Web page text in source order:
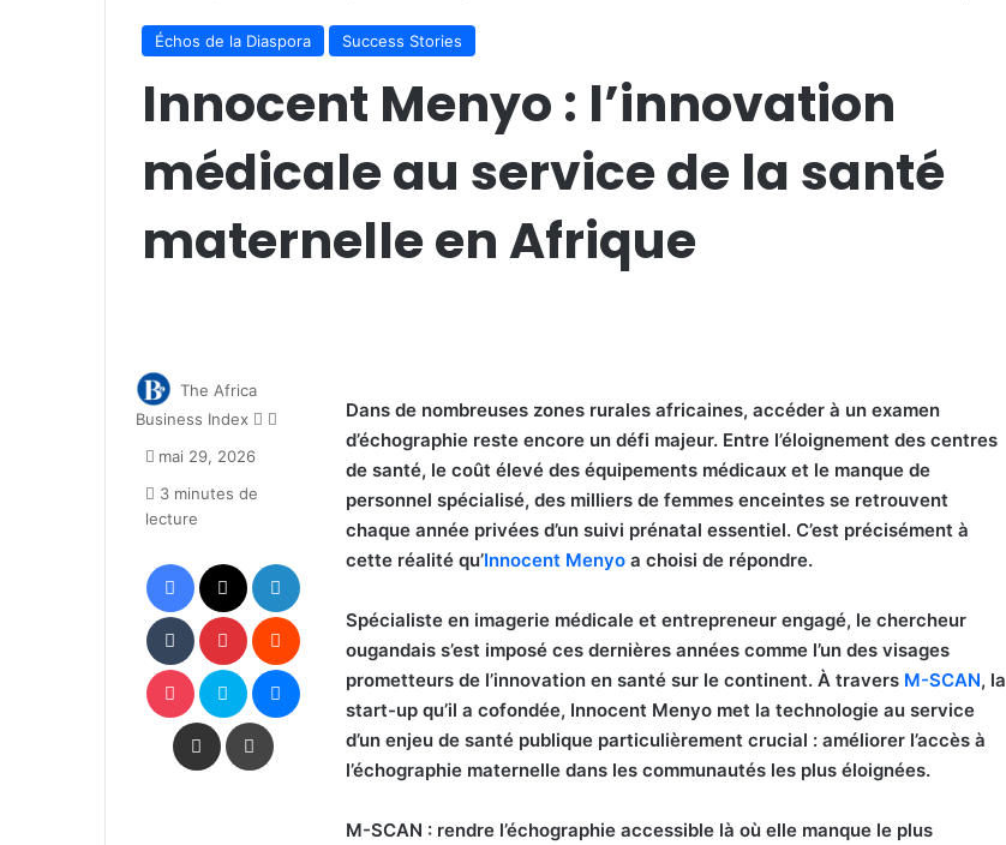
Échos de la Diaspora Success Stories
Innocent Menyo : l’innovation
médicale au service de la santé
maternelle en Afrique
Dans de nombreuses zones rurales africaines, accéder à un examen
d’échographie reste encore un défi majeur. Entre l’éloignement des centres
de santé, le coût élevé des équipements médicaux et le manque de
personnel spécialisé, des milliers de femmes enceintes se retrouvent
chaque année privées d’un suivi prénatal essentiel. C’est précisément à
cette réalité qu’Innocent Menyo a choisi de répondre.
Spécialiste en imagerie médicale et entrepreneur engagé, le chercheur
ougandais s’est imposé ces dernières années comme l’un des visages
prometteurs de l’innovation en santé sur le continent. À travers M-SCAN, la
start-up qu’il a cofondée, Innocent Menyo met la technologie au service
d’un enjeu de santé publique particulièrement crucial : améliorer l’accès à
l’échographie maternelle dans les communautés les plus éloignées.
M-SCAN : rendre l’échographie accessible là où elle manque le plus
The Africa
Business Index
Follow
mai 29, 2026
3 minutes de
lecture
Facebook Linkedin
Tumblr Pinterest
Pocket Skype
Partager par email Imprimer